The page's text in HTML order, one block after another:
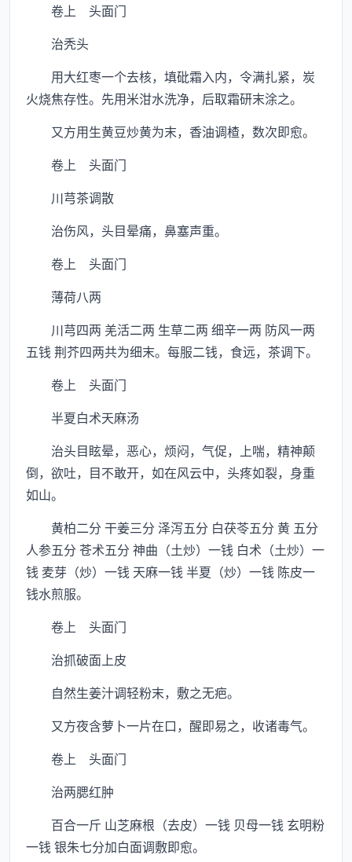
卷上 头面门
治秃头
用大红枣一个去核，填砒霜入内，令满扎紧，炭
火烧焦存性。先用米泔水洗净，后取霜研末涂之。
又方用生黄豆炒黄为末，香油调楂，数次即愈。
卷上 头面门
川芎茶调散
治伤风，头目晕痛，鼻塞声重。
卷上 头面门
薄荷八两
川芎四两 羌活二两 生草二两 细辛一两 防风一两
五钱 荆芥四两共为细末。每服二钱，食远，茶调下。
卷上 头面门
半夏白术天麻汤
治头目眩晕，恶心，烦闷，气促，上喘，精神颠
倒，欲吐，目不敢开，如在风云中，头疼如裂，身重
如山。
黄柏二分 干姜三分 泽泻五分 白茯苓五分 黄 五分
人参五分 苍术五分 神曲（土炒）一钱 白术（土炒）一
钱 麦芽（炒）一钱 天麻一钱 半夏（炒）一钱 陈皮一
钱水煎服。
卷上 头面门
治抓破面上皮
自然生姜汁调轻粉末，敷之无疤。
又方夜含萝卜一片在口，醒即易之，收诸毒气。
卷上 头面门
治两腮红肿
百合一斤 山芝麻根（去皮）一钱 贝母一钱 玄明粉
一钱 银朱七分加白面调敷即愈。